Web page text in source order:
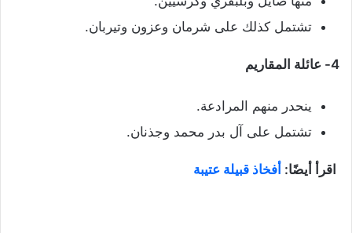
تشتمل كذلك على شرمان وعزون وتيربان.
4- عائلة المقاريم
ينحدر منهم المرادعة.
تشتمل على آل بدر محمد وجذنان.
اقرأ أيضًا: أفخاذ قبيلة عتيبة